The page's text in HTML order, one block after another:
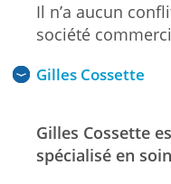
Il n’a aucun
société
Gilles Cossette
Gilles Cossette
spécialisé en